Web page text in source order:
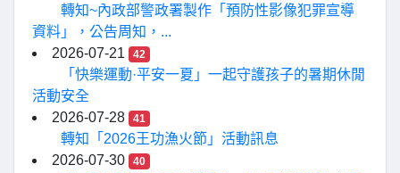
轉知~內政部警政署製作「預防性影像犯罪宣導
資料」，公告周知，...
2026-07-21
42
「快樂運動·平安一夏」一起守護孩子的暑期休閒
活動安全
2026-07-28
41
轉知「2026王功漁火節」活動訊息
2026-07-30
40